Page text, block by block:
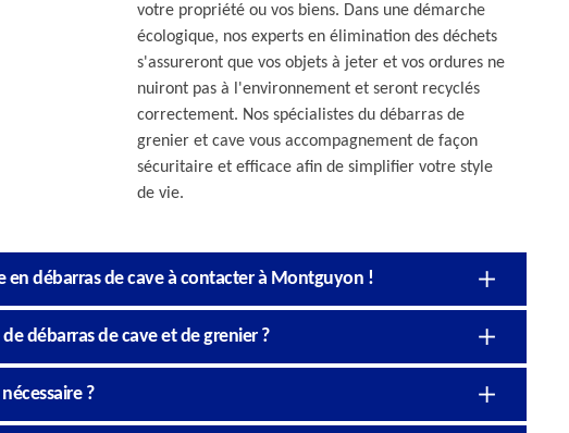
votre propriété ou vos biens. Dans une démarche
écologique, nos experts en élimination des déchets
s'assureront que vos objets à jeter et vos ordures ne
nuiront pas à l'environnement et seront recyclés
correctement. Nos spécialistes du débarras de
grenier et cave vous accompagnement de façon
sécuritaire et efficace afin de simplifier votre style
de vie.
en débarras de cave à contacter à Montguyon !
débarras de cave et de grenier ?
?